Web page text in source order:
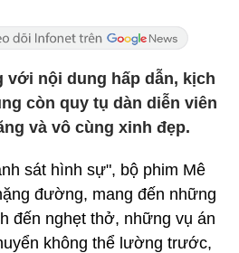
với nội dung hấp dẫn, kịch
còn quy tụ dàn diễn viên
và vô cùng xinh đẹp.
sát hình sự", bộ phim Mê
đường, mang đến những
đến nghẹt thở, những vụ án
không thể lường trước,